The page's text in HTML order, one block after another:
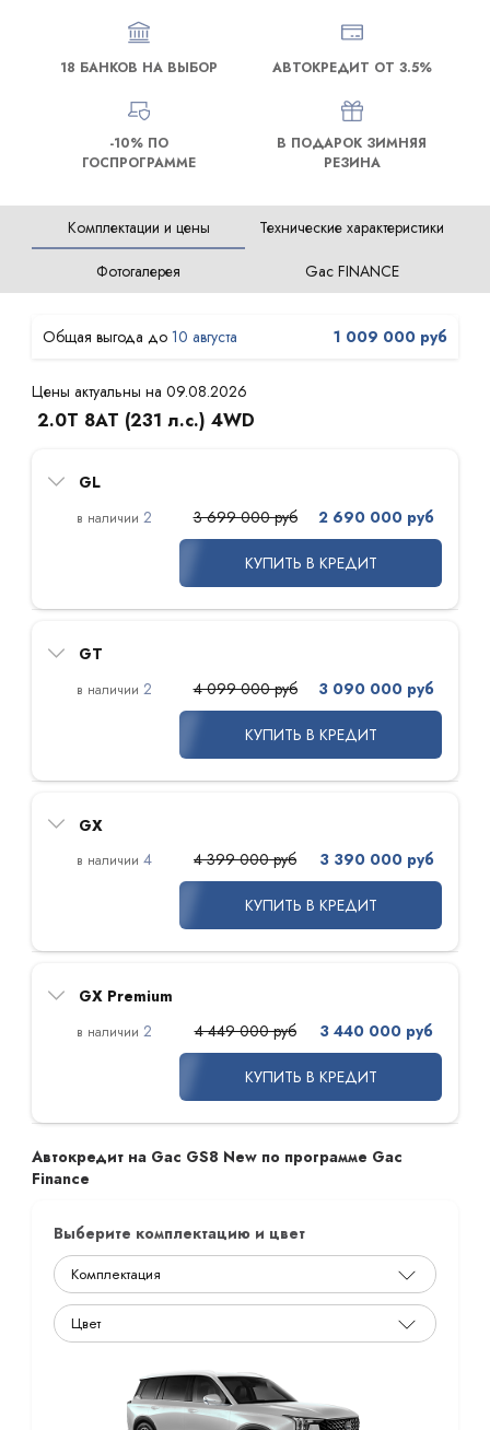
18 БАНКОВ НА ВЫБОР АВТОКРЕДИТ ОТ 3.5%
-10% ПО
ГОСПРОГРАММЕ
В ПОДАРОК ЗИМНЯЯ
РЕЗИНА
Комплектации и цены
Технические характеристики
Фотогалерея
Gac FINANCE
10 августа 1 009 000 руб
Цены актуальны на 09.08.2026
2.0T 8AT (231 л.с.) 4WD
GL
2
3 699 000 руб 2 690 000 руб
КУПИТЬ В КРЕДИТ
GT
2
4 099 000 руб 3 090 000 руб
КУПИТЬ В КРЕДИТ
GX
4
4 399 000 руб 3 390 000 руб
КУПИТЬ В КРЕДИТ
GX Premium
2
4 449 000 руб 3 440 000 руб
КУПИТЬ В КРЕДИТ
Автокредит на Gac GS8 New по программе Gac
Finance
Выберите комплектацию и цвет